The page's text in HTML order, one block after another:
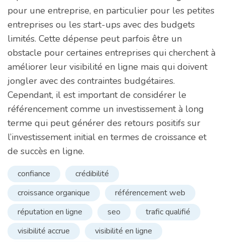
pour une entreprise, en particulier pour les petites
entreprises ou les start-ups avec des budgets
limités. Cette dépense peut parfois être un
obstacle pour certaines entreprises qui cherchent à
améliorer leur visibilité en ligne mais qui doivent
jongler avec des contraintes budgétaires.
Cependant, il est important de considérer le
référencement comme un investissement à long
terme qui peut générer des retours positifs sur
l’investissement initial en termes de croissance et
de succès en ligne.
confiance
crédibilité
croissance organique
référencement web
réputation en ligne
seo
trafic qualifié
visibilité accrue
visibilité en ligne